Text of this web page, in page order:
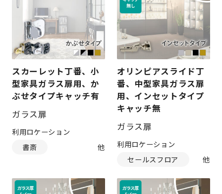
スカーレット丁番、小
型家具ガラス扉用、か
ぶせタイプキャッチ有
ガラス扉
利用ロケーション
書斎
オリンピアスライド丁
番、中型家具ガラス扉
用、インセットタイプ
キャッチ無
ガラス扉
利用ロケーション
セールスフロア